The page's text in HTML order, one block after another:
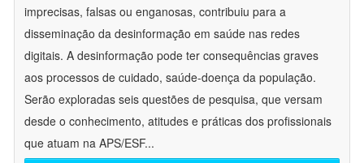
imprecisas, falsas ou enganosas, contribuiu para a
disseminação da desinformação em saúde nas redes
digitais. A desinformação pode ter consequências graves
aos processos de cuidado, saúde-doença da população.
Serão exploradas seis questões de pesquisa, que versam
desde o conhecimento, atitudes e práticas dos profissionais
que atuam na APS/ESF...